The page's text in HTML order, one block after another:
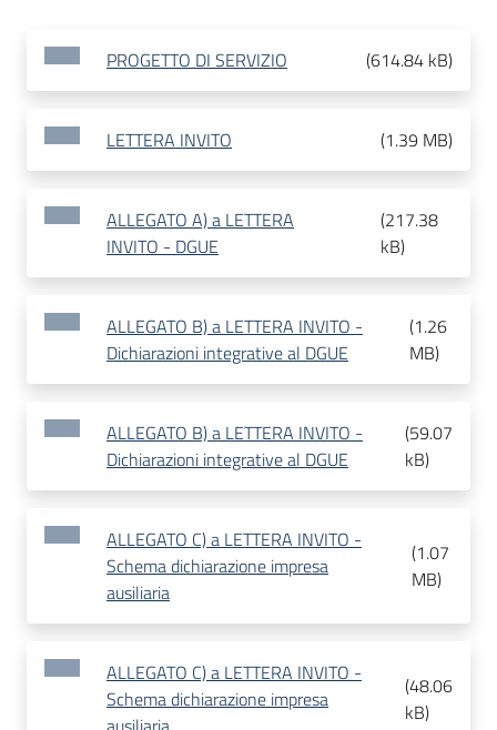
PROGETTO DI SERVIZIO (614.84 kB)
LETTERA INVITO (1.39 MB)
ALLEGATO A) a LETTERA
INVITO - DGUE
(217.38
kB)
ALLEGATO B) a LETTERA INVITO -
Dichiarazioni integrative al DGUE
(1.26
MB)
ALLEGATO B) a LETTERA INVITO -
Dichiarazioni integrative al DGUE
(59.07
kB)
ALLEGATO C) a LETTERA INVITO -
Schema dichiarazione impresa
ausiliaria
(1.07
MB)
ALLEGATO C) a LETTERA INVITO -
Schema dichiarazione impresa
(48.06
kB)